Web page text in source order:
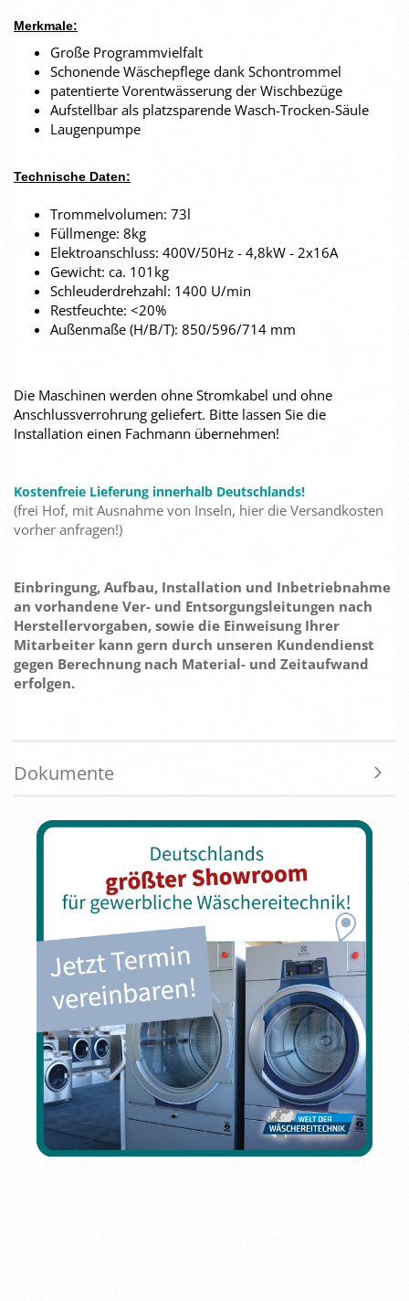
Merkmale:
Große Programmvielfalt
Schonende Wäschepflege dank Schontrommel
patentierte Vorentwässerung der Wischbezüge
Aufstellbar als platzsparende Wasch-Trocken-Säule
Laugenpumpe
Technische Daten:
Trommelvolumen: 73l
Füllmenge: 8kg
Elektroanschluss: 400V/50Hz - 4,8kW - 2x16A
Gewicht: ca. 101kg
Schleuderdrehzahl: 1400 U/min
Restfeuchte: <20%
Außenmaße (H/B/T): 850/596/714 mm
Die Maschinen werden ohne Stromkabel und ohne
Anschlussverrohrung geliefert. Bitte lassen Sie die
Installation einen Fachmann übernehmen!
Kostenfreie Lieferung innerhalb Deutschlands!
(frei Hof, mit Ausnahme von Inseln, hier die Versandkosten
vorher anfragen!)
Einbringung, Aufbau, Installation und Inbetriebnahme
an vorhandene Ver- und Entsorgungsleitungen nach
Herstellervorgaben, sowie die Einweisung Ihrer
Mitarbeiter kann gern durch unseren Kundendienst
gegen Berechnung nach Material- und Zeitaufwand
erfolgen.
Dokumente